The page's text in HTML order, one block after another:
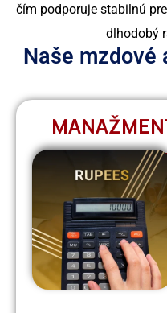
čím podporuje stabilnú
dlhodobý
Naše mzdové